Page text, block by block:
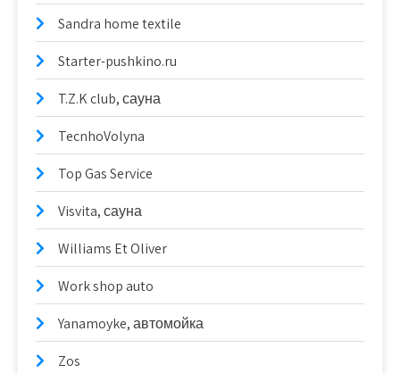
Sandra home textile
Starter-pushkino.ru
T.Z.K club, сауна
TecnhoVolyna
Top Gas Service
Visvita, сауна
Williams Et Oliver
Work shop auto
Yanamoyke, автомойка
Zos